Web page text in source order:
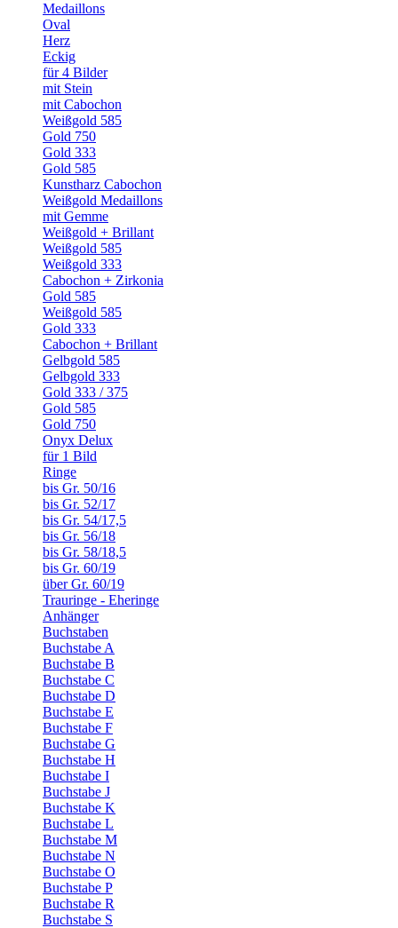
Medaillons
Oval
Herz
Eckig
für 4 Bilder
mit Stein
mit Cabochon
Weißgold 585
Gold 750
Gold 333
Gold 585
Kunstharz Cabochon
Weißgold Medaillons
mit Gemme
Weißgold + Brillant
Weißgold 585
Weißgold 333
Cabochon + Zirkonia
Gold 585
Weißgold 585
Gold 333
Cabochon + Brillant
Gelbgold 585
Gelbgold 333
Gold 333 / 375
Gold 585
Gold 750
Onyx Delux
für 1 Bild
Ringe
bis Gr. 50/16
bis Gr. 52/17
bis Gr. 54/17,5
bis Gr. 56/18
bis Gr. 58/18,5
bis Gr. 60/19
über Gr. 60/19
Trauringe - Eheringe
Anhänger
Buchstaben
Buchstabe A
Buchstabe B
Buchstabe C
Buchstabe D
Buchstabe E
Buchstabe F
Buchstabe G
Buchstabe H
Buchstabe I
Buchstabe J
Buchstabe K
Buchstabe L
Buchstabe M
Buchstabe N
Buchstabe O
Buchstabe P
Buchstabe R
Buchstabe S